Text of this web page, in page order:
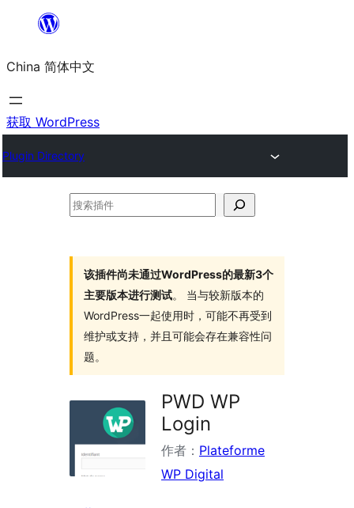
内
容
China 简体中文
获取 WordPress
Plugin Directory
搜
该插件尚未通过WordPress的最新3个
主要版本进行测试。 当与较新版本的
WordPress一起使用时，可能不再受到
维护或支持，并且可能会存在兼容性问
题。
PWD WP
Login
作者： Plateforme
WP Digital